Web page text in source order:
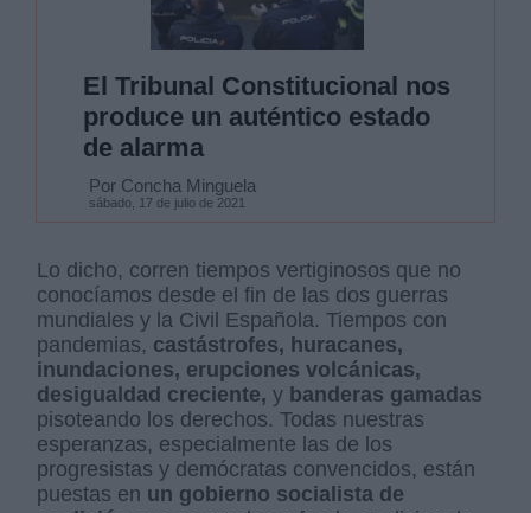
El Tribunal Constitucional nos
produce un auténtico estado
de alarma
Por Concha Minguela
sábado, 17 de julio de 2021
Lo dicho, corren tiempos vertiginosos que no
conocíamos desde el fin de las dos guerras
mundiales y la Civil Española. Tiempos con
pandemias, castástrofes, huracanes,
inundaciones, erupciones volcánicas,
desigualdad creciente,y banderas gamadas
pisoteando los derechos. Todas nuestras
esperanzas, especialmente las de los
progresistas y demócratas convencidos, están
puestas en un gobierno socialista de